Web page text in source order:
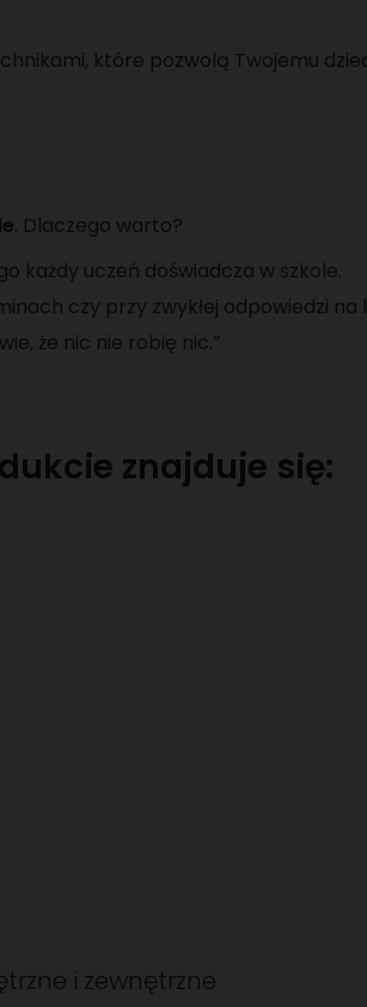
które pozwolą Twojemu
. Dlaczego warto?
każdy uczeń doświadcza w szkole.
czy przy zwykłej odpowiedzi na
że nic nie robię nic.”
znajduje się:
i zewnętrzne